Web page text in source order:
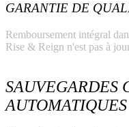
GARANTIE DE
Remboursement intégral
Rise & Reign n'est pas à
SAUVEGARDES
AUTOMATIQUES